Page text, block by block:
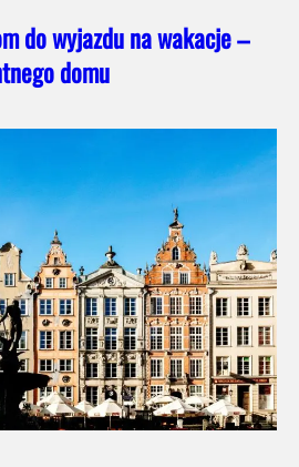
do wyjazdu na wakacje –
domu